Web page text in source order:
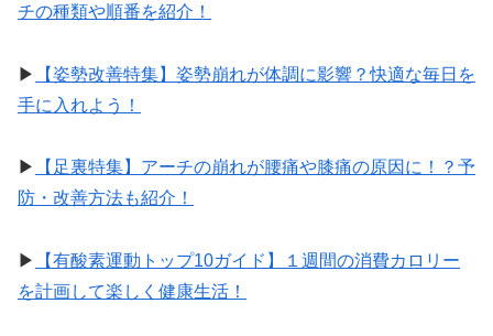
チの種類や順番を紹介！
▶︎
【姿勢改善特集】姿勢崩れが体調に影響？快適な毎日を
手に入れよう！
▶︎
【足裏特集】アーチの崩れが腰痛や膝痛の原因に！？予
防・改善方法も紹介！
▶︎
【有酸素運動トップ10ガイド】１週間の消費カロリー
を計画して楽しく健康生活！